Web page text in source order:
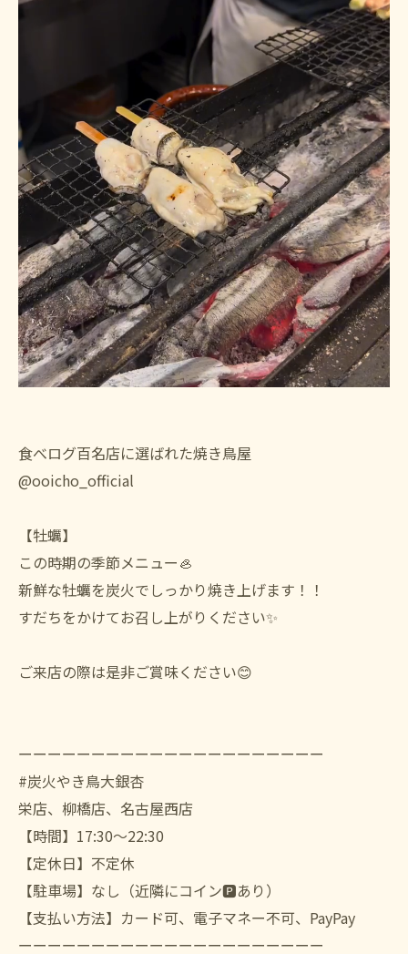
食べログ百名店に選ばれた焼き鳥屋
@ooicho_official
【牡蠣】
この時期の季節メニュー🦪
新鮮な牡蠣を炭火でしっかり焼き上げます！！
すだちをかけてお召し上がりください✨
ご来店の際は是非ご賞味ください😊
ーーーーーーーーーーーーーーーーーーーーー
#炭火やき鳥大銀杏
栄店、柳橋店、名古屋西店
【時間】17:30〜22:30
【定休日】不定休
【駐車場】なし（近隣にコイン🅿️あり）
【支払い方法】カード可、電子マネー不可、PayPay
ーーーーーーーーーーーーーーーーーーーーー